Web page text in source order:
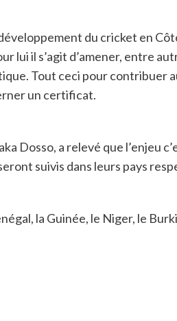
du cricket en
lui il s’agit d’amener, entre
Tout ceci pour contribuer
un certificat.
a relevé que l’enjeu
suivis dans leurs pays
la Guinée, le Niger, le